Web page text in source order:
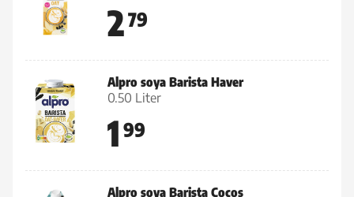
279
Alpro soya Barista Haver
0.50 Liter
1 99
Alpro soya Barista Cocos